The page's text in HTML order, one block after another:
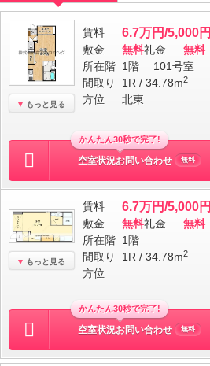
もっと見る
賃料 6.7万円/5,000円
敷金 無料礼金
無料
所在階 1階 101号室
間取り
1R / 34.78m2
方位 北東
かんたん30秒で完了!
空室状況お問い合わせ 無料
もっと見る
賃料 6.7万円/5,000円
敷金 無料礼金
無料
所在階 1階
間取り
1R / 34.78m2
方位
かんたん30秒で完了!
空室状況お問い合わせ 無料